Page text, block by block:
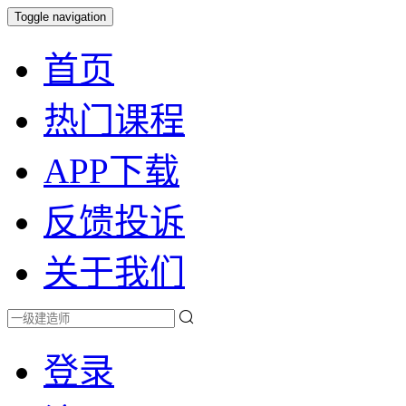
Toggle navigation
首页
热门课程
APP下载
反馈投诉
关于我们
登录